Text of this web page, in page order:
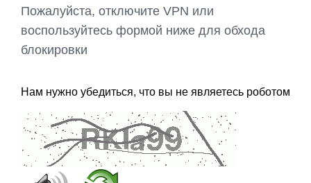
Пожалуйста, отключите VPN или
воспользуйтесь формой ниже для обхода
блокировки
Нам нужно убедиться, что вы не являетесь роботом